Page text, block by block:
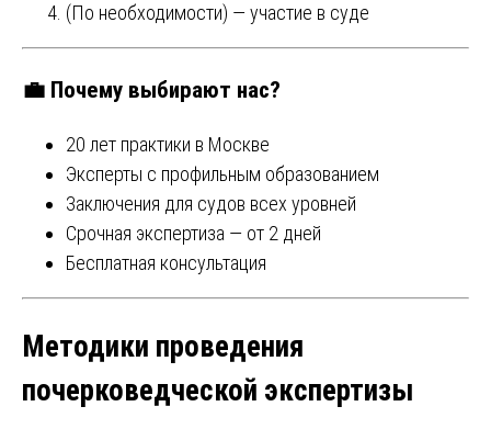
(По необходимости) — участие в суде
💼 Почему выбирают нас?
20 лет практики в Москве
Эксперты с профильным образованием
Заключения для судов всех уровней
Срочная экспертиза — от 2 дней
Бесплатная консультация
Методики проведения
почерковедческой экспертизы